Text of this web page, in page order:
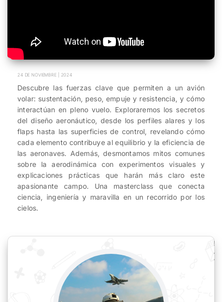
24 DE NOVIEMBRE | 2024
Descubre las fuerzas clave que permiten a un avión
volar: sustentación, peso, empuje y resistencia, y cómo
interactúan en pleno vuelo. Exploraremos los secretos
del diseño aeronáutico, desde los perfiles alares y los
flaps hasta las superficies de control, revelando cómo
cada elemento contribuye al equilibrio y la eficiencia de
las aeronaves. Además, desmontamos mitos comunes
sobre la aerodinámica con experimentos visuales y
explicaciones prácticas que harán más claro este
apasionante campo. Una masterclass que conecta
ciencia, ingeniería y maravilla en un recorrido por los
cielos.